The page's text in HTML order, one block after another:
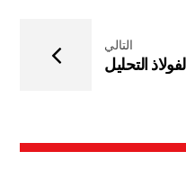
التالي
التحليل